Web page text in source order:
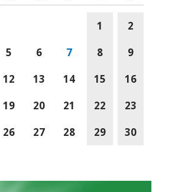
1
2
5 6 7 8
9
12 13 14 15
16
19 20 21 22
23
26 27 28 29
30